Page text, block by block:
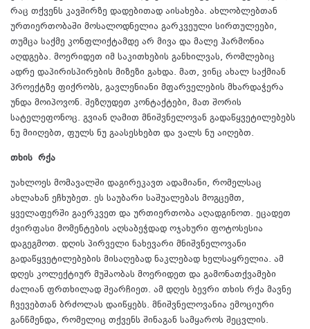
რაც თქვენს კავშირზე დადებითად აისახება. ახლობლებთან
ურთიერთობაში მოსალოდნელია გარკვეული სირთულეები,
თუმცა საქმე კონფლიქტამდე არ მივა და მალე ჰარმონია
აღდგება. მოერიდეთ იმ საკითხების განხილვას, რომლებიც
ადრე დაპირისპირების მიზეზი გახდა. მათ, ვინც ახალ საქმიან
პროექტზე ფიქრობს, გავლენიანი მფარველების მხარდაჭერა
უნდა მოიპოვონ. შეზღუდეთ კონტაქტები, მათ შორის
სატელეფონოც. გვიან ღამით მნიშვნელოვან გადაწყვეტილებებს
ნუ მიიღებთ, ფულს ნუ გაასესხებთ და ვალს ნუ აიღებთ.
თხის რქა
უახლოეს მომავალში დაგირეკავთ ადამიანი, რომელსაც
ახლახან ეჩხუბეთ. ეს საუბარი საშუალებას მოგცემთ,
ყველაფერში გაერკვეთ და ურთიერთობა აღადგინოთ. ეცადეთ
ძვირფასი მომენტების აღსაბეჭდად ოჯახური ფოტოსესია
დაგეგმოთ. დღის პირველი ნახევარი მნიშვნელოვანი
გადაწყვეტილებების მისაღებად ნაკლებად ხელსაყრელია. ამ
დღეს კოლექტიურ მუშაობას მოერიდეთ და გამონათქვამები
ძალიან ფრთხილად შეარჩიეთ. ამ დღეს ბევრი თხის რქა მავნე
ჩვევებთან ბრძოლას დაიწყებს. მნიშვნელოვანია ემოციური
განწმენდა, რომელიც თქვენს შინაგან სამყაროს შეცვლის.